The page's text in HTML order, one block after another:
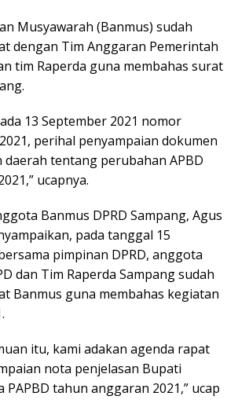
Musyawarah (Banmus) sudah
dengan Tim Anggaran Pemerintah
tim Raperda guna membahas surat
13 September 2021 nomor
perihal penyampaian dokumen
tentang perubahan APBD
ucapnya.
Banmus DPRD Sampang, Agus
pada tanggal 15
pimpinan DPRD, anggota
dan Tim Raperda Sampang sudah
Banmus guna membahas kegiatan
itu, kami adakan agenda rapat
nota penjelasan Bupati
PAPBD tahun anggaran 2021,” ucap